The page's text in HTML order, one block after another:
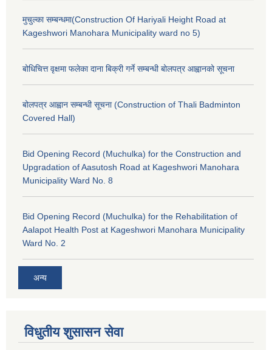
मुचुल्का सम्बन्धमा(Construction Of Hariyali Height Road at
Kageshwori Manohara Municipality ward no 5)
बोधिचित्त वृक्षमा फलेका दाना बिक्री गर्ने सम्बन्धी बोलपत्र आह्वानको सूचना
बोलपत्र आह्वान सम्बन्धी सूचना (Construction of Thali Badminton
Covered Hall)
Bid Opening Record (Muchulka) for the Construction and
Upgradation of Aasutosh Road at Kageshwori Manohara
Municipality Ward No. 8
Bid Opening Record (Muchulka) for the Rehabilitation of
Aalapot Health Post at Kageshwori Manohara Municipality
Ward No. 2
अन्य
विधुतीय शुसासन सेवा